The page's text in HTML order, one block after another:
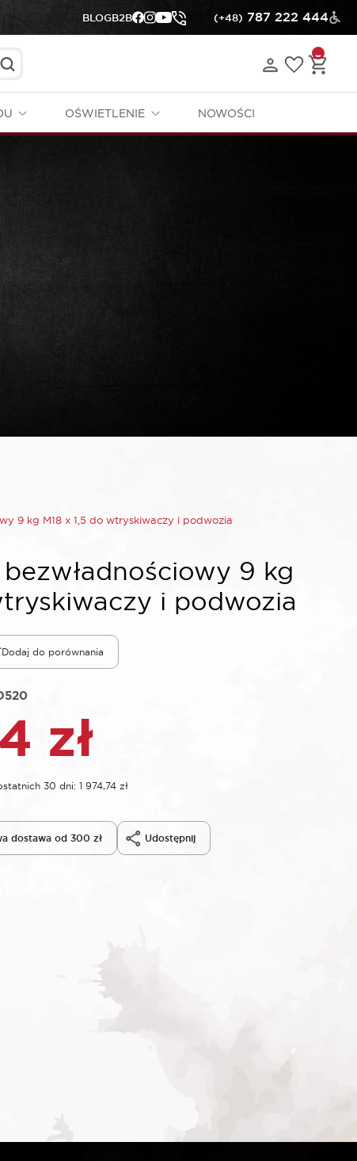
BLOGB2B (+48) 787 222 444
OŚWIETLENIE NOWOŚCI
9 kg M18 x 1,5 do wtryskiwaczy i podwozia
bezwładnościowy 9 kg
i podwozia
Dodaj do porównania
zł
30 dni: 1 974,74 zł
dostawa od 300 zł Udostępnij